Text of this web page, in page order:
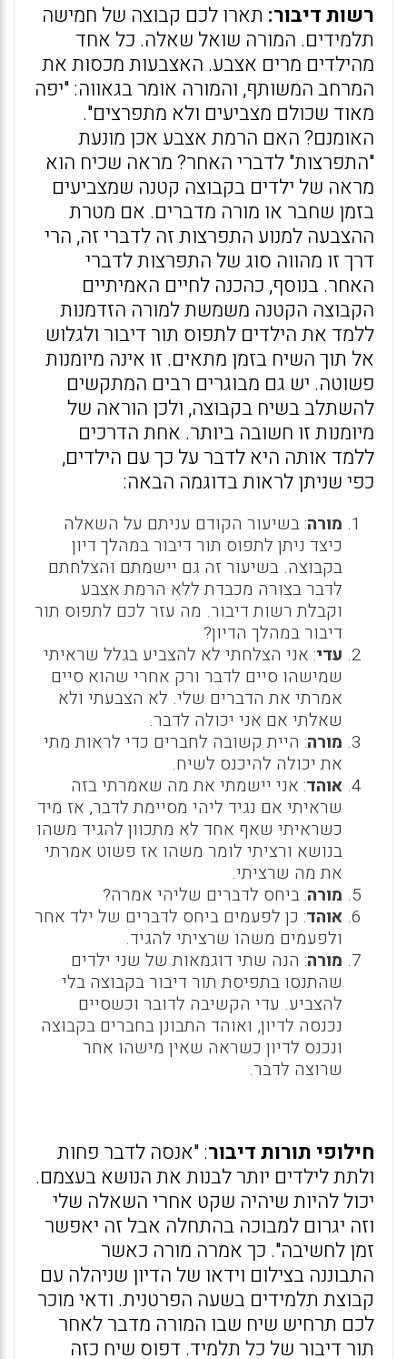
רשות דיבור: תארו לכם קבוצה של חמישה
תלמידים. המורה שואל שאלה. כל אחד
מהילדים מרים אצבע. האצבעות מכסות את
המרחב המשותף, והמורה אומר בגאווה: "יפה
מאוד שכולם מצביעים ולא מתפרצים".
האומנם? האם הרמת אצבע אכן מונעת
"התפרצות" לדברי האחר? מראה שכיח הוא
מראה של ילדים בקבוצה קטנה שמצביעים
בזמן שחבר או מורה מדברים. אם מטרת
ההצבעה למנוע התפרצות זה לדברי זה, הרי
דרך זו מהווה סוג של התפרצות לדברי
האחר. בנוסף, כהכנה לחיים האמיתיים
הקבוצה הקטנה משמשת למורה הזדמנות
ללמד את הילדים לתפוס תור דיבור ולגלוש
אל תוך השיח בזמן מתאים. זו אינה מיומנות
פשוטה. יש גם מבוגרים רבים המתקשים
להשתלב בשיח בקבוצה, ולכן הוראה של
מיומנות זו חשובה ביותר. אחת הדרכים
ללמד אותה היא לדבר על כך עם הילדים,
כפי שניתן לראות בדוגמה הבאה:
מורה: בשיעור הקודם עניתם על השאלה
כיצד ניתן לתפוס תור דיבור במהלך דיון
בקבוצה. בשיעור זה גם יישמתם והצלחתם
לדבר בצורה מכבדת ללא הרמת אצבע
וקבלת רשות דיבור. מה עזר לכם לתפוס תור
דיבור במהלך הדיון?
עדי: אני הצלחתי לא להצביע בגלל שראיתי
שמישהו סיים לדבר ורק אחרי שהוא סיים
אמרתי את הדברים שלי. לא הצבעתי ולא
שאלתי אם אני יכולה לדבר.
מורה: היית קשובה לחברים כדי לראות מתי
את יכולה להיכנס לשיח.
אוהד: אני יישמתי את מה שאמרתי בזה
שראיתי אם נגיד ליהי מסיימת לדבר, אז מיד
כשראיתי שאף אחד לא מתכוון להגיד משהו
בנושא ורציתי לומר משהו אז פשוט אמרתי
את מה שרציתי.
מורה: ביחס לדברים שליהי אמרה?
אוהד: כן לפעמים ביחס לדברים של ילד אחר
ולפעמים משהו שרציתי להגיד.
מורה: הנה שתי דוגמאות של שני ילדים
שהתנסו בתפיסת תור דיבור בקבוצה בלי
להצביע. עדי הקשיבה לדובר וכשסיים
נכנסה לדיון, ואוהד התבונן בחברים בקבוצה
ונכנס לדיון כשראה שאין מישהו אחר
שרוצה לדבר.
חילופי תורות דיבור: "אנסה לדבר פחות
ולתת לילדים יותר לבנות את הנושא בעצמם.
יכול להיות שיהיה שקט אחרי השאלה שלי
וזה יגרום למבוכה בהתחלה אבל זה יאפשר
זמן לחשיבה". כך אמרה מורה כאשר
התבוננה בצילום וידאו של הדיון שניהלה עם
קבוצת תלמידים בשעה הפרטנית. ודאי מוכר
לכם תרחיש שיח שבו המורה מדבר לאחר
תור דיבור של כל תלמיד. דפוס שיח כזה